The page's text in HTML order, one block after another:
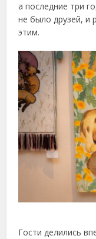
а последние три
не было друзей, и
этим.
Гости делились